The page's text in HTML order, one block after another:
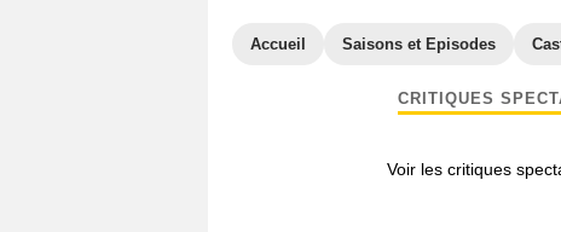
Accueil Saisons et Episodes
CRITIQUES
Voir les critiques